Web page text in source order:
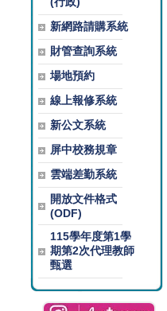
新網路請購系統
財管查詢系統
場地預約
線上報修系統
新公文系統
屏中校務規章
雲端差勤系統
開放文件格式
(ODF)
115學年度第1學
期第2次代理教師
甄選